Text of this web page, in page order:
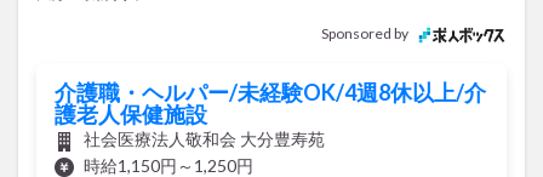
Sponsored by
介護職・ヘルパー/未経験OK/4週8休以上/介
護老人保健施設
社会医療法人敬和会 大分豊寿苑
時給1,150円～1,250円